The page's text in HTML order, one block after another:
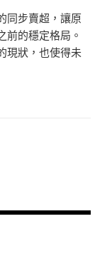
同步賣超，讓原
前的穩定格局。
現狀，也使得未